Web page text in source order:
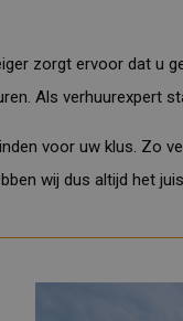
zorgt ervoor dat u
Als verhuurexpert
voor uw klus. Zo
wij dus altijd het